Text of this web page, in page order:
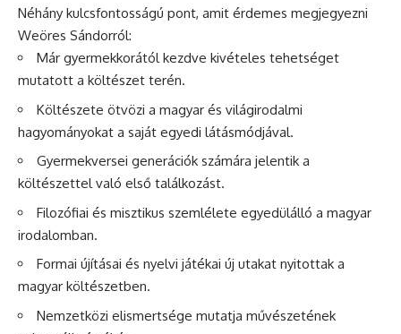
Néhány kulcsfontosságú pont, amit érdemes megjegyezni
Weöres Sándorról:
Már gyermekkorától kezdve kivételes tehetséget
mutatott a költészet terén.
Költészete ötvözi a magyar és világirodalmi
hagyományokat a saját egyedi látásmódjával.
Gyermekversei generációk számára jelentik a
költészettel való első találkozást.
Filozófiai és misztikus szemlélete egyedülálló a magyar
irodalomban.
Formai újításai és nyelvi játékai új utakat nyitottak a
magyar költészetben.
Nemzetközi elismertsége mutatja művészetének